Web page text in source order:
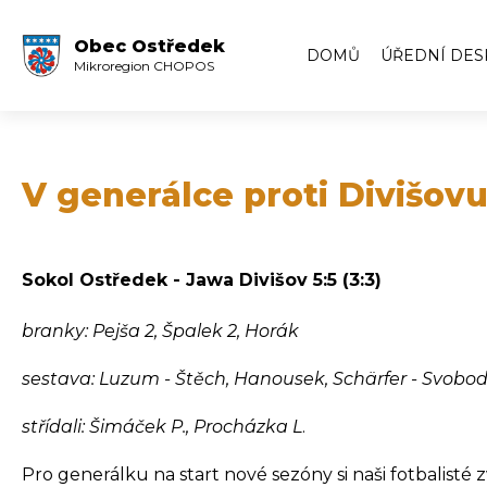
Obec Ostředek
Mikroregion CHOPOS
DOMŮ ÚŘEDNÍ
Zápisy ze
Zápisy z
V generálce proti
Sokol Ostředek - Jawa Divišov 5:5 (3:3)
branky: Pejša 2, Špalek 2, Horák
sestava: Luzum - Štěch, Hanousek, Schärfer -
střídali: Šimáček P., Procházka L.
Pro generálku na start nové sezóny si naši fotbalisté